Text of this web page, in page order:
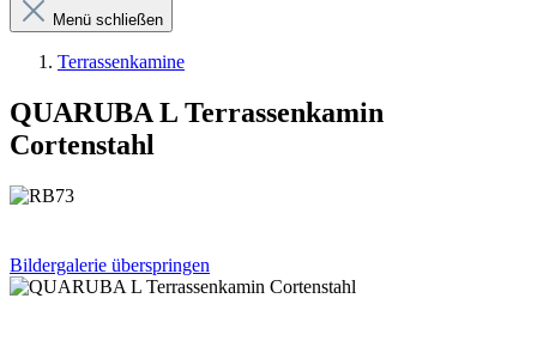
Menü schließen
Terrassenkamine
QUARUBA L Terrassenkamin
Cortenstahl
Bildergalerie überspringen